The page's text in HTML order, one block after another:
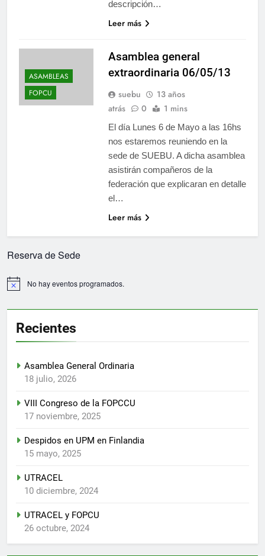
descripción…
Leer más
ASAMBLEAS
FOPCU
Asamblea general
extraordinaria 06/05/13
suebu
13 años
atrás
0 1 mins
El día Lunes 6 de Mayo a las 16hs
nos estaremos reuniendo en la
sede de SUEBU. A dicha asamblea
asistirán compañeros de la
federación que explicaran en detalle
el…
Leer más
Reserva de Sede
Aviso No hay eventos programados.
Recientes
Asamblea General Ordinaria
18 julio, 2026
VIII Congreso de la FOPCCU
17 noviembre, 2025
Despidos en UPM en Finlandia
15 mayo, 2025
UTRACEL
10 diciembre, 2024
UTRACEL y FOPCU
26 octubre, 2024